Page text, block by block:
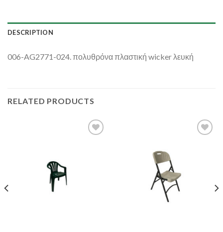
DESCRIPTION
006-AG2771-024. πολυθρόνα πλαστική wicker λευκή
RELATED PRODUCTS